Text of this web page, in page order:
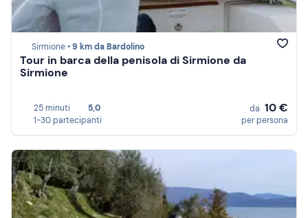
Sirmione •9 km da Bardolino
Tour in barca della penisola di Sirmione da
Sirmione
25 minuti
5,0
1-30 partecipanti
da 10 €
per persona